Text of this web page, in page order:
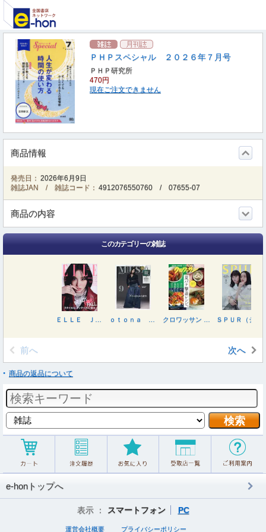
ＰＨＰスペシャル ２０２６年７月号
ＰＨＰ研究所
470円
現在ご注文できません
商品情報
発売日： 2026年6月9日
雑誌JAN / 雑誌コード： 4912076550760 /07655-07
商品の内容
このカテゴリーの雑誌
前へ 次へ
商品の返品について
e-honトップへ
表示 ： スマートフォン PC
運営会社概要 プライバシーポリシー